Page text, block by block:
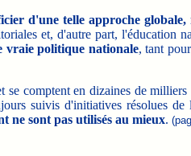
d'une telle approche globale,
et, d'autre part, l'éducation
vraie politique nationale, tant
comptent en dizaines de
suivis d'initiatives résolues de
ne sont pas utilisés au mieux.